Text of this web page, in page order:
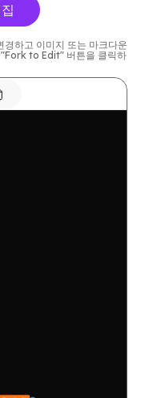
경하고 이미지 또는 마크다운
"Fork to Edit" 버튼을 클릭하